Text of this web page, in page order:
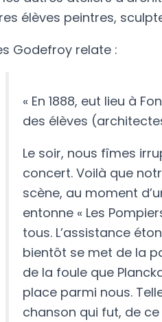
élèves peintres,
Godefroy relate :
« En 1888, eut lieu à
des élèves
Le soir, nous fîmes
concert. Voilà que
scène, au moment
entonne « Les
tous. L’assistance
bientôt se met de la
de la foule que
place parmi nous.
chanson qui fut, de